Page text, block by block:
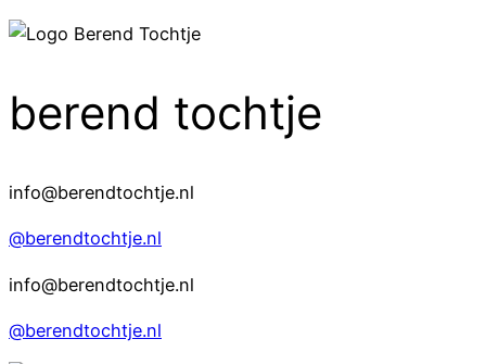
berend tochtje
info@berendtochtje.nl
@berendtochtje.nl
info@berendtochtje.nl
@berendtochtje.nl